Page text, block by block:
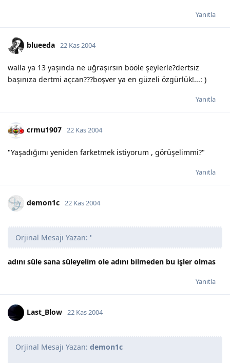
Yanıtla
blueeda 22 Kas 2004
walla ya 13 yaşında ne uğraşırsın bööle şeylerle?dertsiz
başınıza dertmi açcan???boşver ya en güzeli özgürlük!...: )
Yanıtla
crmu1907 22 Kas 2004
"Yaşadığımı yeniden farketmek istiyorum , görüşelimmi?"
Yanıtla
demon1c 22 Kas 2004
Orjinal Mesajı Yazan: '
adını süle sana süleyelim ole adını bilmeden bu işler olmas
Yanıtla
Last_Blow 22 Kas 2004
Orjinal Mesajı Yazan: demon1c